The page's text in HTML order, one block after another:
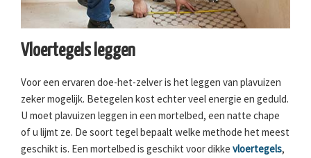
Vloertegels leggen
Voor een ervaren doe-het-zelver is het leggen van plavuizen
zeker mogelijk. Betegelen kost echter veel energie en geduld.
U moet plavuizen leggen in een mortelbed, een natte chape
of u lijmt ze. De soort tegel bepaalt welke methode het meest
geschikt is. Een mortelbed is geschikt voor dikke vloertegels,